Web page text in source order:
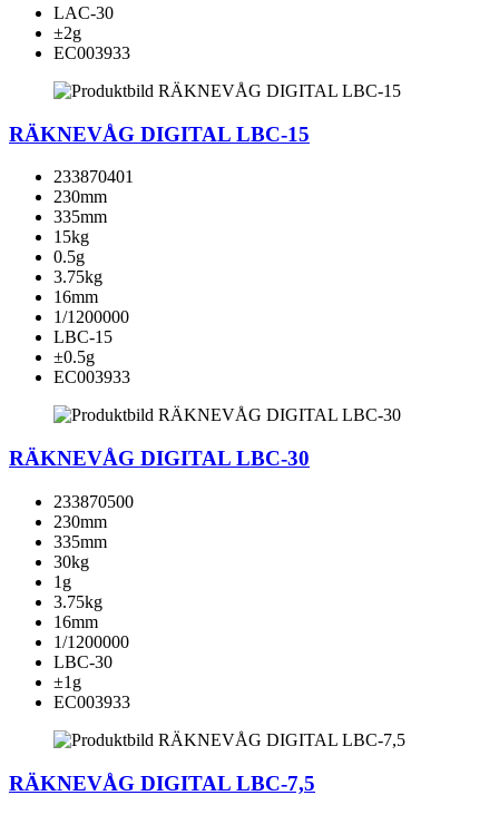
LAC-30
±2g
EC003933
RÄKNEVÅG DIGITAL LBC-15
233870401
230mm
335mm
15kg
0.5g
3.75kg
16mm
1/1200000
LBC-15
±0.5g
EC003933
RÄKNEVÅG DIGITAL LBC-30
233870500
230mm
335mm
30kg
1g
3.75kg
16mm
1/1200000
LBC-30
±1g
EC003933
RÄKNEVÅG DIGITAL LBC-7,5